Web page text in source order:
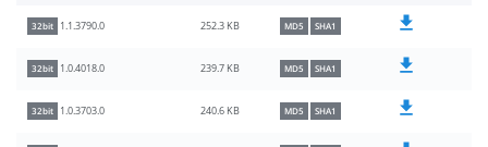
32bit 1.1.3790.0 252.3 KB MD5 SHA1
32bit 1.0.4018.0 239.7 KB MD5 SHA1
32bit 1.0.3703.0 240.6 KB MD5 SHA1